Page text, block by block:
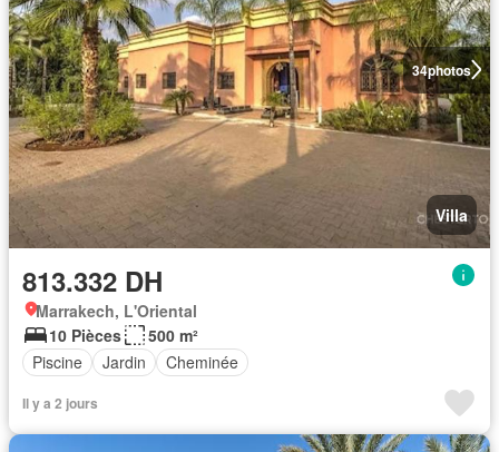
34photos
Villa
813.332 DH
Marrakech, L'Oriental
10 Pièces
500 m²
Piscine
Jardin Cheminée
Il y a 2 jours